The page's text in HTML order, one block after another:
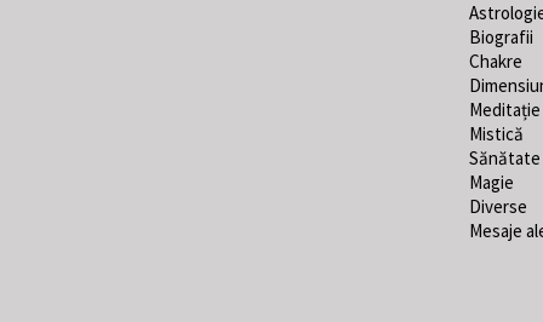
Biografii
Chakre
Meditație
Mistică
Sănătate
Magie
Diverse
Mesaje